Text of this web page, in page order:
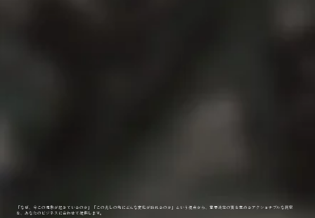
「なぜ、今この現象が起きているのか」「この兆しの先にどんな変化が訪れるのか」という視点から、意思決定の質を高めるアクショナブルな洞察
を、あなたのビジネスに合わせて提供します。